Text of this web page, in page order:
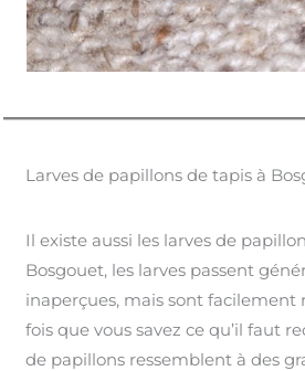
Larves de papillons de tapis à
Il existe aussi les larves de
Bosgouet, les larves passent
inaperçues, mais sont facilement
fois que vous savez ce qu’il faut
de papillons ressemblent à des